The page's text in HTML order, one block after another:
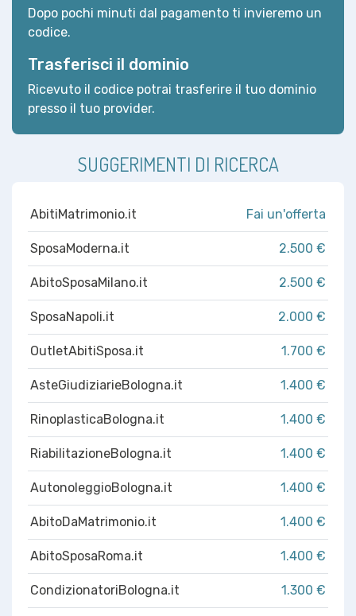
Dopo pochi minuti dal pagamento ti invieremo un
codice.
Trasferisci il dominio
Ricevuto il codice potrai trasferire il tuo dominio
presso il tuo provider.
SUGGERIMENTI DI RICERCA
AbitiMatrimonio.it Fai un'offerta
SposaModerna.it 2.500 €
AbitoSposaMilano.it 2.500 €
SposaNapoli.it 2.000 €
OutletAbitiSposa.it 1.700 €
AsteGiudiziarieBologna.it 1.400 €
RinoplasticaBologna.it 1.400 €
RiabilitazioneBologna.it 1.400 €
AutonoleggioBologna.it 1.400 €
AbitoDaMatrimonio.it 1.400 €
AbitoSposaRoma.it 1.400 €
CondizionatoriBologna.it 1.300 €